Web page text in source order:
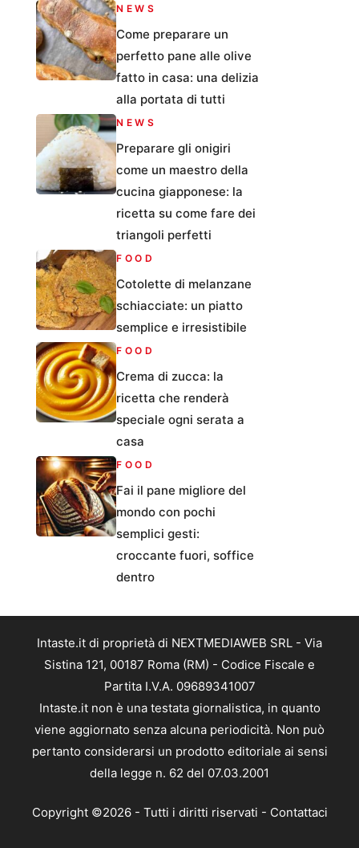
NEWS
Come preparare un
perfetto pane alle olive
fatto in casa: una delizia
alla portata di tutti
NEWS
Preparare gli onigiri
come un maestro della
cucina giapponese: la
ricetta su come fare dei
triangoli perfetti
FOOD
Cotolette di melanzane
schiacciate: un piatto
semplice e irresistibile
FOOD
Crema di zucca: la
ricetta che renderà
speciale ogni serata a
casa
FOOD
Fai il pane migliore del
mondo con pochi
semplici gesti:
croccante fuori, soffice
dentro
Intaste.it di proprietà di NEXTMEDIAWEB SRL - Via
Sistina 121, 00187 Roma (RM) - Codice Fiscale e
Partita I.V.A. 09689341007
Intaste.it non è una testata giornalistica, in quanto
viene aggiornato senza alcuna periodicità. Non può
pertanto considerarsi un prodotto editoriale ai sensi
della legge n. 62 del 07.03.2001
Copyright ©2026 - Tutti i diritti riservati - Contattaci